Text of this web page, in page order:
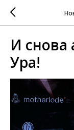
И снова
Ура!